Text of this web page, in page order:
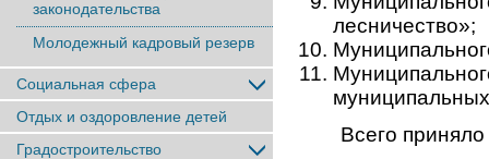
законодательства
Молодежный кадровый резерв
Социальная сфера
Отдых и оздоровление детей
Градостроительство
лесничество»;
Всего